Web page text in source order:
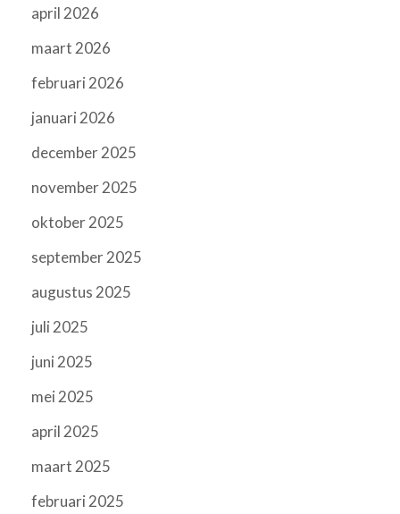
april 2026
maart 2026
februari 2026
januari 2026
december 2025
november 2025
oktober 2025
september 2025
augustus 2025
juli 2025
juni 2025
mei 2025
april 2025
maart 2025
februari 2025